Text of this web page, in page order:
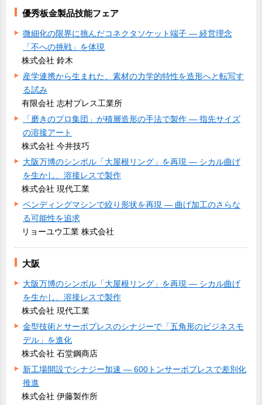
優秀板金製品技能フェア
微細化の限界に挑んだコネクタソケット端子 ― 経営理念
「不への挑戦」を体現
株式会社 鈴木
産学連携から生まれた、素材の力学的特性を造形へと転写す
る試み
有限会社 志村プレス工業所
「磨きのプロ集団」が積層造形の手法で製作 ― 指先サイズ
の溶接アート
株式会社 今井技巧
大阪万博のシンボル「大屋根リング」を再現 ― シカル曲げ
を生かし、溶接レスで製作
株式会社 現代工業
ベンディングマシンで絞り形状を再現 ― 曲げ加工のさらな
る可能性を追求
リョーユウ工業 株式会社
大阪
大阪万博のシンボル「大屋根リング」を再現 ― シカル曲げ
を生かし、溶接レスで製作
株式会社 現代工業
金型技術とサーボプレスのシナジーで「五角形のビジネスモ
デル」を進化
株式会社 石堂鋼商店
新工場開設でシナジー加速 ― 600トンサーボプレスで差別化
推進
株式会社 伊藤製作所